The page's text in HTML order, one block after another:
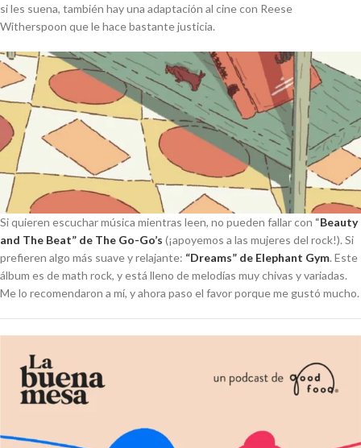
si les suena, también hay una adaptación al cine con Reese
Witherspoon que le hace bastante justicia.
Si quieren escuchar música mientras leen, no pueden fallar con “Beauty
and The Beat” de The Go-Go’s (¡apoyemos a las mujeres del rock!). Si
prefieren algo más suave y relajante: “Dreams” de Elephant Gym. Este
álbum es de math rock, y está lleno de melodías muy chivas y variadas.
Me lo recomendaron a mí, y ahora paso el favor porque me gustó mucho.